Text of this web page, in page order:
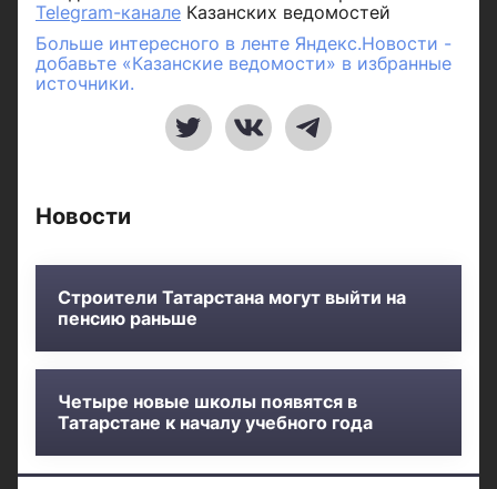
Telegram-канале Казанских ведомостей
Больше интересного в ленте Яндекс.Новости -
добавьте «Казанские ведомости» в избранные
источники.
Новости
Строители Татарстана могут выйти на
пенсию раньше
Четыре новые школы появятся в
Татарстане к началу учебного года